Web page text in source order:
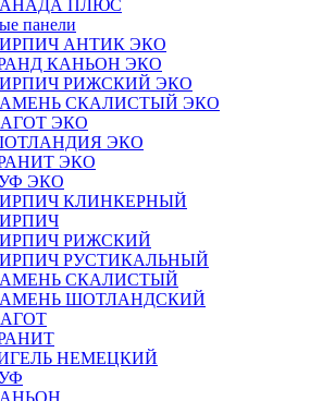
ПЛЮС
панели
АНТИК ЭКО
КАНЬОН ЭКО
РИЖСКИЙ ЭКО
СКАЛИСТЫЙ ЭКО
ЭКО
ЭКО
ЭКО
ЭКО
КЛИНКЕРНЫЙ
РИЖСКИЙ
РУСТИКАЛЬНЫЙ
СКАЛИСТЫЙ
ШОТЛАНДСКИЙ
НЕМЕЦКИЙ